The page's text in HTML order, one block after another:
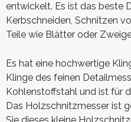
entwickelt. Es ist das beste
Kerbschneiden, Schnitzen
Teile wie Blätter oder
Es hat eine hochwertige
Klinge des feinen
Kohlenstoffstahl und ist für
Das Holzschnitzmesser ist